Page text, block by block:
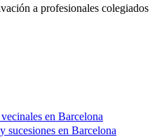
a profesionales colegiados
en Barcelona
sucesiones en Barcelona